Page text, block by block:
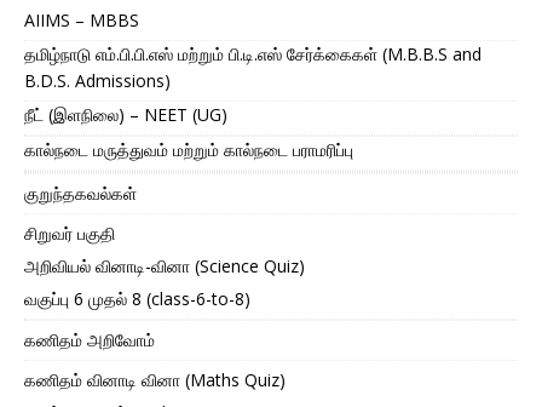
AIIMS – MBBS
தமிழ்நாடு எம்.பி.பி.எஸ் மற்றும் பி.டி.எஸ் சேர்க்கைகள் (M.B.B.S and
B.D.S. Admissions)
நீட் (இளநிலை) – NEET (UG)
கால்நடை மருத்துவம் மற்றும் கால்நடை பராமரிப்பு
குறுந்தகவல்கள்
சிறுவர் பகுதி
அறிவியல் வினாடி-வினா (Science Quiz)
வகுப்பு 6 முதல் 8 (class-6-to-8)
கணிதம் அறிவோம்
கணிதம் வினாடி வினா (Maths Quiz)